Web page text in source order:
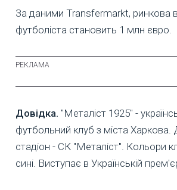
За даними Transfermarkt, ринкова
футболіста становить 1 млн євро.
Довідка. "Металіст 1925" -
футбольний клуб з міста Харкова.
стадіон - СК "Металіст". Кольори
сині. Виступає в Українській